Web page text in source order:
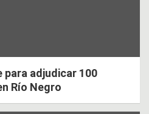
para adjudicar 100
Río Negro